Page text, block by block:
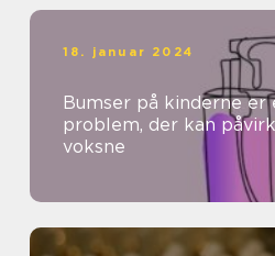
18. januar 2024
Bumser på kinderne er
problem, der kan
voksne